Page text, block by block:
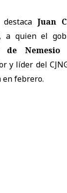
Juan
, a quien el
de Nemesio
y líder del
en febrero.